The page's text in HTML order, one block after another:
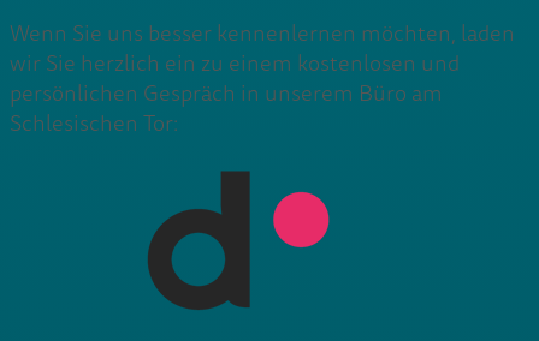
Wenn Sie uns besser kennenlernen möchten, laden
wir Sie herzlich ein zu einem kostenlosen und
persönlichen Gespräch in unserem Büro am
Schlesischen Tor: